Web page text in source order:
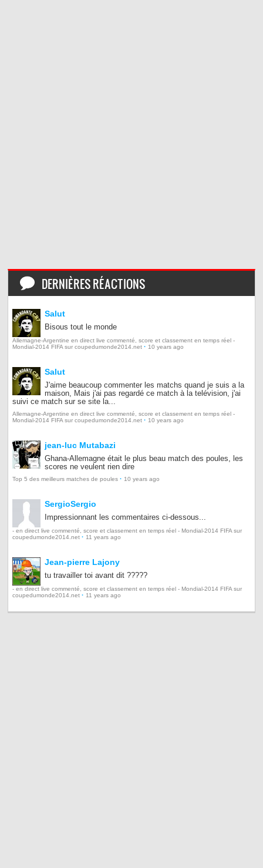
DERNIÈRES RÉACTIONS
Salut
Bisous tout le monde
Allemagne-Argentine en direct live commenté, score et classement en temps réel -
Mondial-2014 FIFA sur coupedumonde2014.net · 10 years ago
Salut
J'aime beaucoup commenter les matchs quand je suis a la
maison, Mais j'ai pas regardé ce match à la telévision, j'ai
suivi ce match sur se site la...
Allemagne-Argentine en direct live commenté, score et classement en temps réel -
Mondial-2014 FIFA sur coupedumonde2014.net · 10 years ago
jean-luc Mutabazi
Ghana-Allemagne était le plus beau match des poules, les
scores ne veulent rien dire
Top 5 des meilleurs matches de poules · 10 years ago
SergioSergio
Impressionnant les commentaires ci-dessous...
- en direct live commenté, score et classement en temps réel - Mondial-2014 FIFA sur
coupedumonde2014.net · 11 years ago
Jean-pierre Lajony
tu travailler toi avant dit ?????
- en direct live commenté, score et classement en temps réel - Mondial-2014 FIFA sur
coupedumonde2014.net · 11 years ago